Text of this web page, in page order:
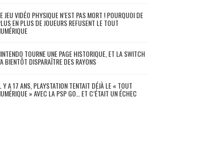
JEU VIDÉO PHYSIQUE N’EST PAS MORT ! POURQUOI DE
EN PLUS DE JOUEURS REFUSENT LE TOUT
TOURNE UNE PAGE HISTORIQUE, ET LA SWITCH
BIENTÔT DISPARAÎTRE DES RAYONS
Y A 17 ANS, PLAYSTATION TENTAIT DÉJÀ LE « TOUT
» AVEC LA PSP GO… ET C’ÉTAIT UN ÉCHEC